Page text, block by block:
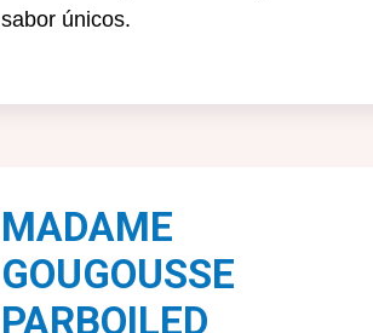
sabor únicos.
MADAME
GOUGOUSSE
PARBOILED